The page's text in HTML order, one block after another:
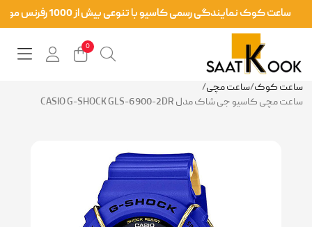
ساعت کوک نمایندگی رسمی کاسیو با تنوعی بیش از 1000 رفرنس موجود در سایت و فر
0
ساعت کوک/ساعت مچی/
ساعت مچی کاسیو جی شاک مدل CASIO G-SHOCK GLS-6900-2DR